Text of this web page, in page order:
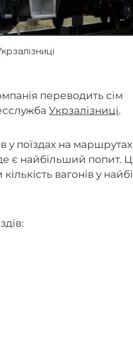
переводить сім
Укрзалізниці.
у поїздах на
є найбільший попит.
вагонів у